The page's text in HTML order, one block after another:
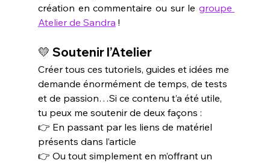
création en commentaire ou sur le groupe
Atelier de Sandra !
💛 Soutenir l’Atelier
Créer tous ces tutoriels, guides et idées me
demande énormément de temps, de tests
et de passion…Si ce contenu t’a été utile,
tu peux me soutenir de deux façons :
👉 En passant par les liens de matériel
présents dans l’article
👉 Ou tout simplement en m’offrant un